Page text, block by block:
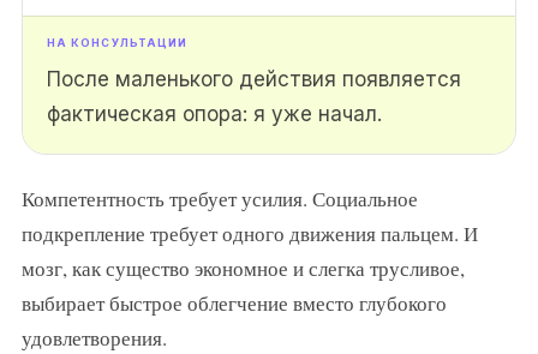
После маленького действия появляется
фактическая опора: я уже начал.
Компетентность требует усилия. Социальное
подкрепление требует одного движения пальцем. И
мозг, как существо экономное и слегка трусливое,
выбирает быстрое облегчение вместо глубокого
удовлетворения.